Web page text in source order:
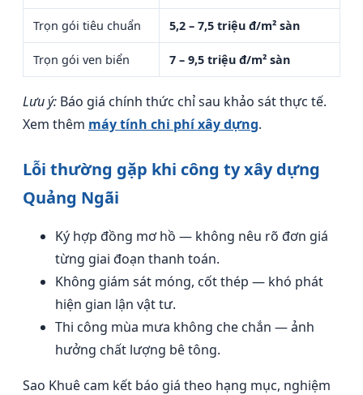
Trọn gói tiêu chuẩn 5,2 – 7,5 triệu đ/m² sàn
Trọn gói ven biển 7 – 9,5 triệu đ/m² sàn
Lưu ý: Báo giá chính thức chỉ sau khảo sát thực tế.
Xem thêm máy tính chi phí xây dựng.
Lỗi thường gặp khi công ty xây dựng
Quảng Ngãi
Ký hợp đồng mơ hồ — không nêu rõ đơn giá
từng giai đoạn thanh toán.
Không giám sát móng, cốt thép — khó phát
hiện gian lận vật tư.
Thi công mùa mưa không che chắn — ảnh
hưởng chất lượng bê tông.
Sao Khuê cam kết báo giá theo hạng mục, nghiệm